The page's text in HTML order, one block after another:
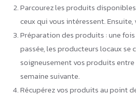
Parcourez les produits
ceux qui vous intéressent.
Préparation des produits : une
passée, les producteurs locaux se
soigneusement vos produits
semaine suivante.
Récupérez vos produits au point